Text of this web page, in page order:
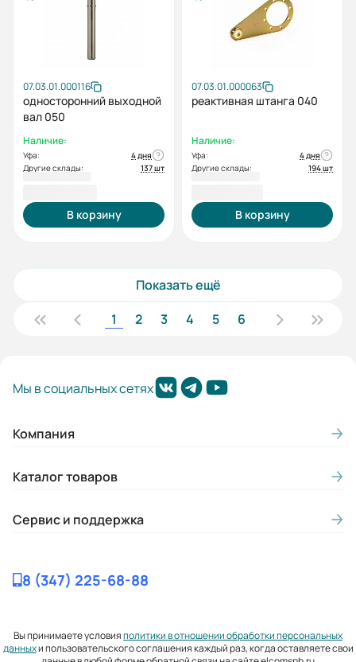
07.03.01.000116
односторонний выходной
вал 050
Наличие:
Уфа:
4 дня
Другие склады:
137 шт
В корзину
07.03.01.000063
реактивная штанга 040
Наличие:
Уфа:
4 дня
Другие склады:
194 шт
В корзину
Показать ещё
1
2 3 4 5 6
Мы в социальных сетях
Компания
Каталог товаров
Сервис и поддержка
8 (347) 225-68-88
Вы принимаете условияполитики в отношении обработки персональных
данныхи пользовательского соглашения каждый раз, когда оставляете свои